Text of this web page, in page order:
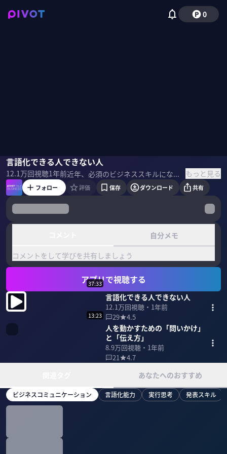
0
言語化できる人できない人
12.1万回視聴1年前 近年、必須のビジネススキルになりつつある言語化。しかし、どうすればできるようになるのか？言語化コンサルタントの木暮太一氏が、リーダーのための言語化を徹底解説。 ＜ゲスト＞ 木暮太一｜言語化コンサルタント・教育コミュニケーション協会代表 著作累計65冊、累計190万部突破。企業のリーダーに向けた言語化プログラム研修。経営者向けのビジネス言語化コンサルティング実績は、年間200件以上、累計3000件を超える。 ＜参考書籍＞ 木暮太一『リーダーの言語化 「あいまいな思考」を「伝わる言葉」にする方法』 もっと見る
木暮太一野嶋紗己子
フォロー 評価 保存 ダウンロード 共有
自分メモ
コメントをして学びを共有しましょう
アプリで視聴する
37:33
言語化できる人できない人
12.1万回視聴・ 1年前
29
4.5
13:23
人を動かすための「問いかけ」
と「伝え方」
8.9万回視聴・ 1年前
21
4.7
あなたへのおすすめ
ビジネスコミュニケーション 言語化能力 実行思考 発表スキル